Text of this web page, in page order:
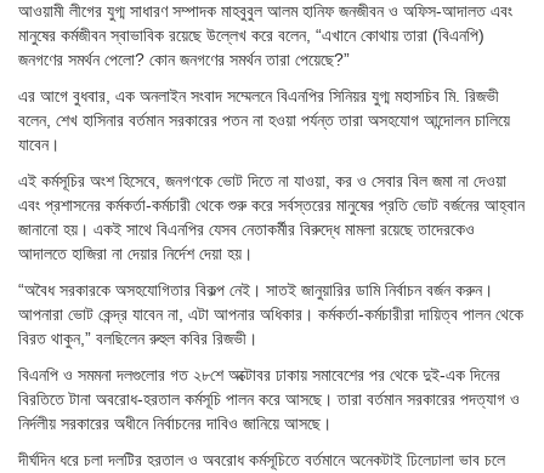
আওয়ামী লীগের যুগ্ম সাধারণ সম্পাদক মাহবুবুল আলম হানিফ জনজীবন ও অফিস-আদালত এবং
মানুষের কর্মজীবন স্বাভাবিক রয়েছে উল্লেখ করে বলেন, “এখানে কোথায় তারা (বিএনপি)
জনগণের সমর্থন পেলো? কোন জনগণের সমর্থন তারা পেয়েছে?”
এর আগে বুধবার, এক অনলাইন সংবাদ সম্মেলনে বিএনপির সিনিয়র যুগ্ম মহাসচিব মি. রিজভী
বলেন, শেখ হাসিনার বর্তমান সরকারের পতন না হওয়া পর্যন্ত তারা অসহযোগ আন্দোলন চালিয়ে
যাবেন।
এই কর্মসূচির অংশ হিসেবে, জনগণকে ভোট দিতে না যাওয়া, কর ও সেবার বিল জমা না দেওয়া
এবং প্রশাসনের কর্মকর্তা-কর্মচারী থেকে শুরু করে সর্বস্তরের মানুষের প্রতি ভোট বর্জনের আহ্বান
জানানো হয়। একই সাথে বিএনপির যেসব নেতাকর্মীর বিরুদ্ধে মামলা রয়েছে তাদেরকেও
আদালতে হাজিরা না দেয়ার নির্দেশ দেয়া হয়।
“অবৈধ সরকারকে অসহযোগিতার বিকল্প নেই। সাতই জানুয়ারির ডামি নির্বাচন বর্জন করুন।
আপনারা ভোট কেন্দ্র যাবেন না, এটা আপনার অধিকার। কর্মকর্তা-কর্মচারীরা দায়িত্ব পালন থেকে
বিরত থাকুন,” বলছিলেন রুহুল কবির রিজভী।
বিএনপি ও সমমনা দলগুলোর গত ২৮শে অক্টোবর ঢাকায় সমাবেশের পর থেকে দুই-এক দিনের
বিরতিতে টানা অবরোধ-হরতাল কর্মসূচি পালন করে আসছে। তারা বর্তমান সরকারের পদত্যাগ ও
নির্দলীয় সরকারের অধীনে নির্বাচনের দাবিও জানিয়ে আসছে।
দীর্ঘদিন ধরে চলা দলটির হরতাল ও অবরোধ কর্মসূচিতে বর্তমানে অনেকটাই ঢিলেঢালা ভাব চলে